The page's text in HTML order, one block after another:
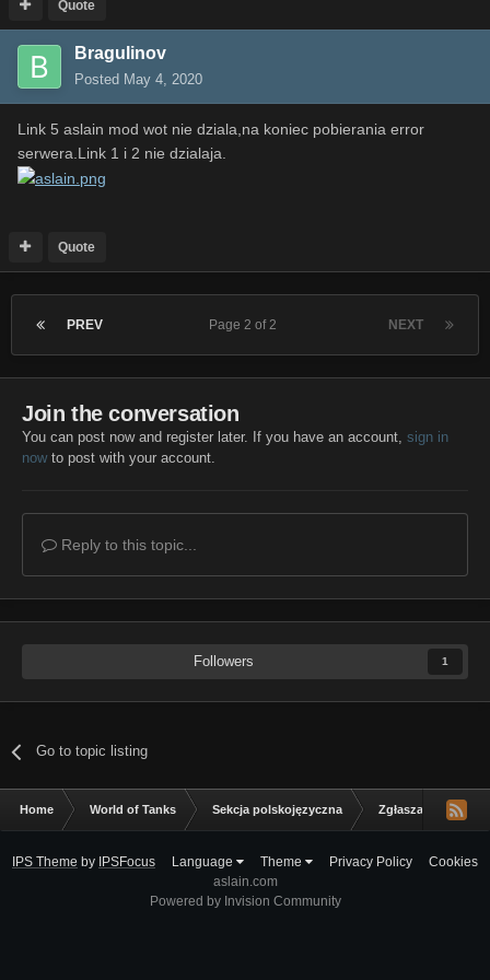
Quote
Bragulinov
Posted May 4, 2020
Link 5 aslain mod wot nie dziala,na koniec pobierania error
serwera.Link 1 i 2 nie dzialaja.
Quote
PREV NEXT
Page 2 of 2
Join the conversation
You can post now and register later. If you have an account, sign in
nowto post with your account.
Reply to this topic...
Followers 1
Go to topic listing
Home World of Tanks Sekcja polskojęzyczna Zgłaszanie
IPS Theme by IPSFocus Language Theme Privacy Policy
Cookies
aslain.com
Powered by Invision Community